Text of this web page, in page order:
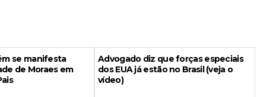
se manifesta
de Moraes em
Advogado diz que forças especiais
dos EUA já estão no Brasil (veja o
vídeo)